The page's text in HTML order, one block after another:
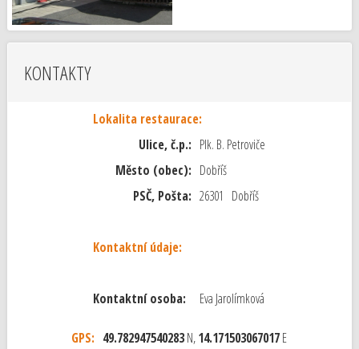
KONTAKTY
Lokalita restaurace:
Ulice, č.p.: Plk. B. Petroviče
Město (obec): Dobříš
PSČ, Pošta: 26301 Dobříš
Kontaktní údaje:
Kontaktní osoba: Eva Jarolímková
GPS: 49.782947540283N,14.171503067017E